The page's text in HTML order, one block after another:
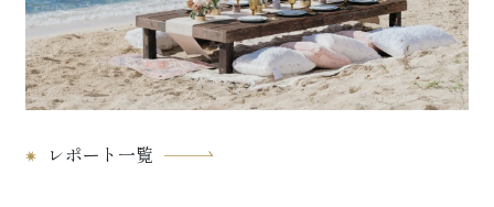
レポート一覧